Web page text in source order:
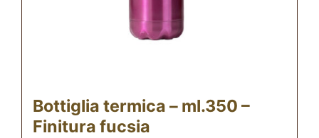
Bottiglia termica – ml.350 –
Finitura fucsia